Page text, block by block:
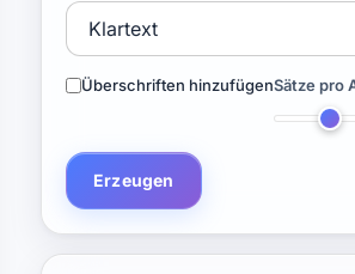
Überschriften hinzufügenSätze pro
Erzeugen